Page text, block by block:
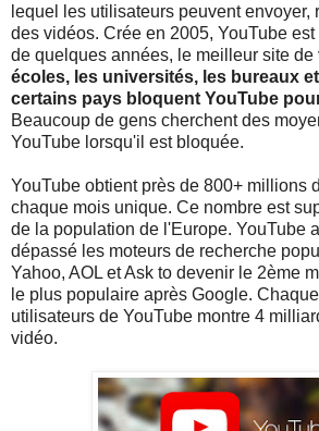
lequel les utilisateurs peuvent envoyer,
des vidéos. Crée en 2005, YouTube est
de quelques années, le meilleur site de
écoles, les universités, les bureaux
certains pays bloquent YouTube
Beaucoup de gens cherchent des
YouTube lorsqu'il est bloquée.
YouTube obtient près de 800+ millions
chaque mois unique. Ce nombre est
de la population de l'Europe. YouTube
dépassé les moteurs de recherche
Yahoo, AOL et Ask to devenir le 2ème
le plus populaire après Google.
utilisateurs de YouTube montre 4
vidéo.